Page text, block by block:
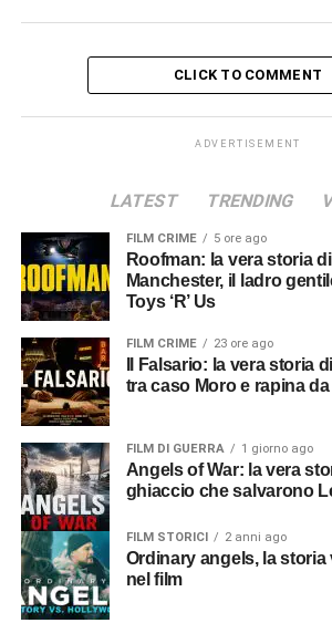
CLICK TO COMMENT
ADVERTISEMENT
LATEST TRENDING
FILM CRIME 5 ore ago
Roofman: la vera storia di Jeffrey
Manchester, il ladro
Toys ‘R’ Us
FILM CRIME 23 ore ago
tra caso Moro e rapina
FILM DI GUERRA 1 giorno ago
Angels of War: la vera storia dei velisti sul
ghiaccio che salvarono
FILM STORICI 2 anni ago
Ordinary angels, la storia vera e gli errori
nel film